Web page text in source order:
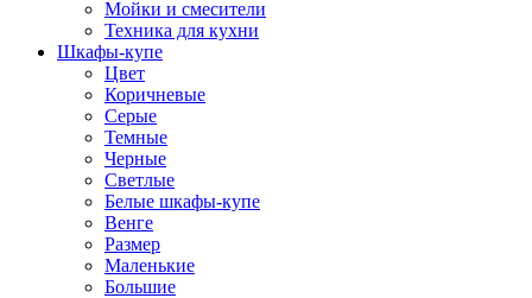
Мойки и смесители
Техника для кухни
Шкафы-купе
Цвет
Коричневые
Серые
Темные
Черные
Светлые
Белые шкафы-купе
Венге
Размер
Маленькие
Большие